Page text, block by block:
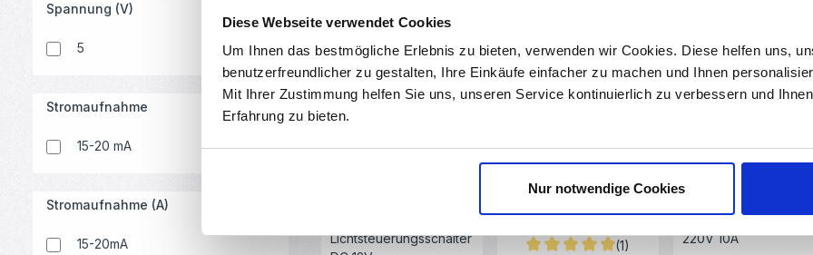
Diese Webseite verwendet Cookies
Um Ihnen das bestmögliche Erlebnis zu bieten, verwenden wir Cookies. Diese helfen uns,
benutzerfreundlicher zu gestalten, Ihre Einkäufe einfacher zu machen und Ihnen
Mit Ihrer Zustimmung helfen Sie uns, unseren Service kontinuierlich zu verbessern und
Erfahrung zu bieten.
Nur notwendige Cookies
Spannung (V)
5
Stromaufnahme
15-20 mA
Stromaufnahme (A)
15-20mA
Durchschnittliche Bewertung von 0 von 5 Sternen
4 Kanal Solid State
Relais SSR Modul
5V/230VAC High Level
Trigger
RBS11108
Regulärer Preis:
Ab6,49 €
Relais SSR Modul
Trigger
RBS11764
Regulärer Preis:
Ab12,79 €
Trigger einstellbar
RBS11395
Sofort verfügbar
Regulärer Preis:
Ab6,32 €
(1)